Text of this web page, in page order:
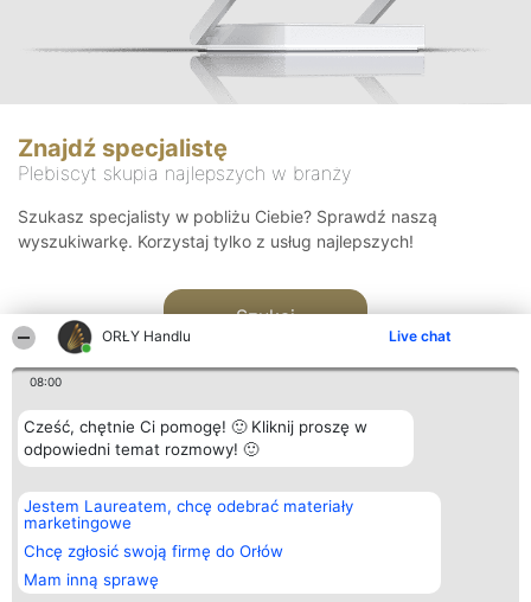
ORŁY Handlu Live chat
08:00
Cześć, chętnie Ci pomogę! 🙂 Kliknij proszę w
odpowiedni temat rozmowy! 🙂
Jestem Laureatem, chcę odebrać materiały
marketingowe
Chcę zgłosić swoją firmę do Orłów
Mam inną sprawę
Znajdź specjalistę
Plebiscyt skupia najlepszych w branży
Szukasz specjalisty w pobliżu Ciebie? Sprawdź naszą
wyszukiwarkę. Korzystaj tylko z usług najlepszych!
Szukaj
Organizator plebiscytu
Bright Side Solutions sp. z o.
o. sp. k.
ul. Ruska 22
Wrocław 50-079
KRS 0000749100 | Regon
381313360 | NIP 8943132676
Plebiscyt
Laureaci
wszystkich
Laureatów
Regulamin
Kontakt
Kontakt